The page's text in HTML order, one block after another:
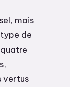
mais
de
vertus